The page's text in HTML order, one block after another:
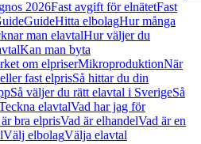
2026Fast avgift för elnätetFast
GuideHitta elbolagHur många
man elavtalHur väljer du
Kan man byta
om elpriserMikroproduktionNär
fast elprisSå hittar du din
Så väljer du rätt elavtal i SverigeSå
elavtalVad har jag för
bra elprisVad är elhandelVad är en
Välj elbolagVälja elavtal